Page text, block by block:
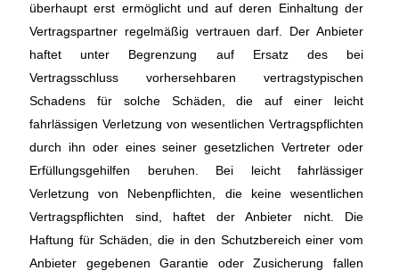
überhaupt erst ermöglicht und auf deren Einhaltung der
Vertragspartner regelmäßig vertrauen darf. Der Anbieter
haftet unter Begrenzung auf Ersatz des bei
Vertragsschluss vorhersehbaren vertragstypischen
Schadens für solche Schäden, die auf einer leicht
fahrlässigen Verletzung von wesentlichen Vertragspflichten
durch ihn oder eines seiner gesetzlichen Vertreter oder
Erfüllungsgehilfen beruhen. Bei leicht fahrlässiger
Verletzung von Nebenpflichten, die keine wesentlichen
Vertragspflichten sind, haftet der Anbieter nicht. Die
Haftung für Schäden, die in den Schutzbereich einer vom
Anbieter gegebenen Garantie oder Zusicherung fallen